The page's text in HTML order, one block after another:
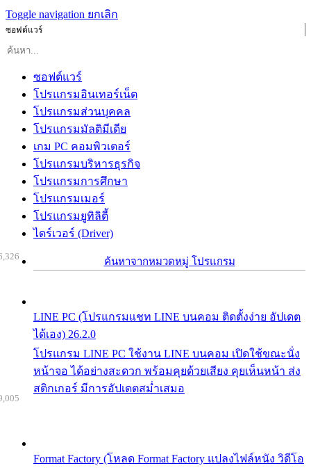
Toggle navigation ยกเลิก
ซอฟต์แวร์
ซอฟต์แวร์
โปรแกรมอินเทอร์เน็ต
โปรแกรมส่วนบุคคล
โปรแกรมมัลติมีเดีย
เกม PC คอมพิวเตอร์
โปรแกรมบริหารธุรกิจ
โปรแกรมการศึกษา
โปรแกรมเมอร์
โปรแกรมยูทิลิตี้
ไดร์เวอร์ (Driver)
ค้นหาจากหมวดหมู่ โปรแกรม
LINE PC (โปรแกรมแชท LINE บนคอม ติดตั้งง่าย อัปเดต
ได้เอง) 26.2.0
โปรแกรม LINE PC ใช้งาน LINE บนคอม เปิดใช้ขณะนั่ง
หน้าจอ ได้อย่างสะดวก พร้อมคุยด้วยเสียง คุยเห็นหน้า ส่ง
สติกเกอร์ มีการอัปเดตสม่ำเสมอ
Format Factory (โหลด Format Factory แปลงไฟล์หนัง วิดีโอ